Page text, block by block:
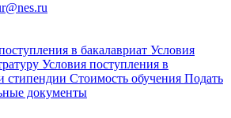
в бакалавриат Условия
Условия поступления в
стипендии Стоимость обучения Подать
документы